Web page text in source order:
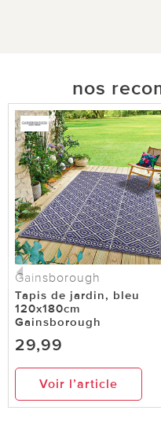
nos
Gainsborough
Tapis de jardin, bleu
120x180cm
Gainsborough
29,99
Voir l’article